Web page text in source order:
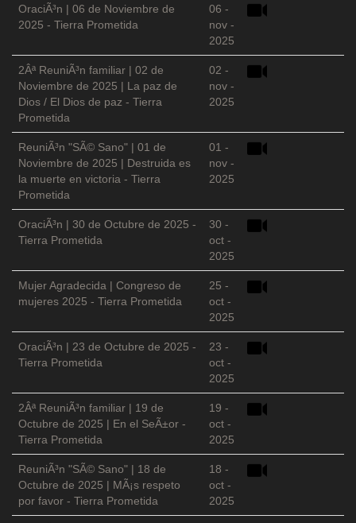
OraciÃ³n | 06 de Noviembre de
2025 - Tierra Prometida
06 -
nov -
2025
2Âª ReuniÃ³n familiar | 02 de
Noviembre de 2025 | La paz de
Dios / El Dios de paz - Tierra
Prometida
02 -
nov -
2025
ReuniÃ³n "SÃ© Sano" | 01 de
Noviembre de 2025 | Destruida es
la muerte en victoria - Tierra
Prometida
01 -
nov -
2025
OraciÃ³n | 30 de Octubre de 2025 -
Tierra Prometida
30 -
oct -
2025
Mujer Agradecida | Congreso de
mujeres 2025 - Tierra Prometida
25 -
oct -
2025
OraciÃ³n | 23 de Octubre de 2025 -
Tierra Prometida
23 -
oct -
2025
2Âª ReuniÃ³n familiar | 19 de
Octubre de 2025 | En el SeÃ±or -
Tierra Prometida
19 -
oct -
2025
ReuniÃ³n "SÃ© Sano" | 18 de
Octubre de 2025 | MÃ¡s respeto
por favor - Tierra Prometida
18 -
oct -
2025